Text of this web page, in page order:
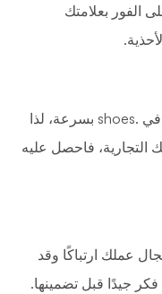
الفور بعلامتك
تُباع أسماء النطاقات الرائعة في .shoes بسرعة، لذا
التجارية، فاحصل عليه
عملك ارتباكًا وقد
جيدًا قبل تضمينها.